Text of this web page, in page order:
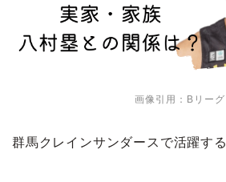
画像引用：Bリーグ
群馬クレインサンダースで活躍する